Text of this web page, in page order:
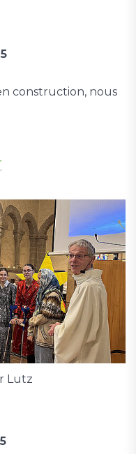
construction, nous
Lutz